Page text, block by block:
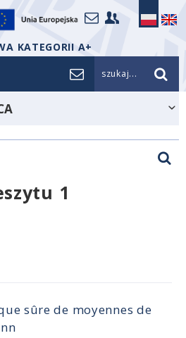
KATEGORII A+
szukaj...
1
sûre de moyennes de